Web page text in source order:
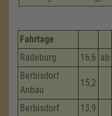
Fahrtage
Radeburg
16,6 ab
Berbisdorf
Anbau
15,2
Berbisdorf 13,9